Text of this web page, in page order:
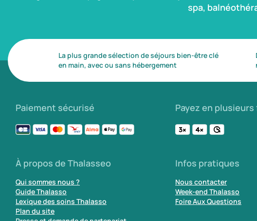
spa,
La plus grande sélection de séjours bien-être clé
en main, avec ou sans hébergement
Paiement sécurisé Payez en plusieurs
À propos de Thalasseo
Qui sommes nous ?
Guide Thalasso
Lexique des soins Thalasso
Plan du site
Infos pratiques
Nous contacter
Week-end Thalasso
Foire Aux Questions